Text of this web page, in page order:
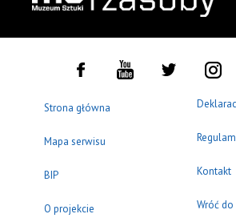
Strona główna
Mapa serwisu
BIP
O projekcie
Kontakt
Wróć